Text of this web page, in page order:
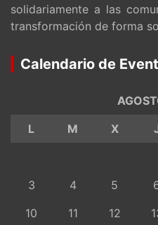
solidariamente a las
transformación de forma
Calendario de
L
M X
3
4 5
10
11 12